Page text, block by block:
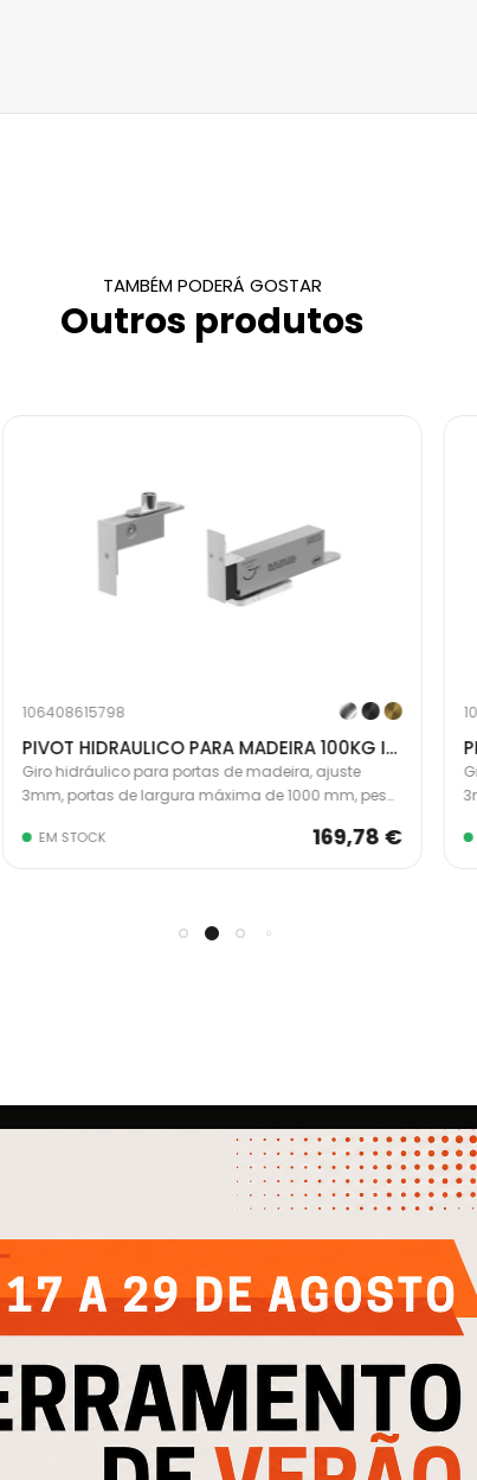
TAMBÉM PODERÁ GOSTAR
Outros produtos
106408615798
PIVOT HIDRAULICO PARA MADEIRA 100KG IN.05.204
Giro hidráulico para portas de madeira, ajuste
3mm, portas de largura máxima de 1000 mm, peso
EM STOCK 169,78 €
Quem Somos
Produtos
Catálogos
AJUDA
Política de Privacidade
Política de Cookies